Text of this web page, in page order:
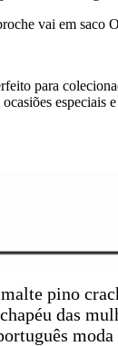
vai em saco
para
especiais
pino
das
moda